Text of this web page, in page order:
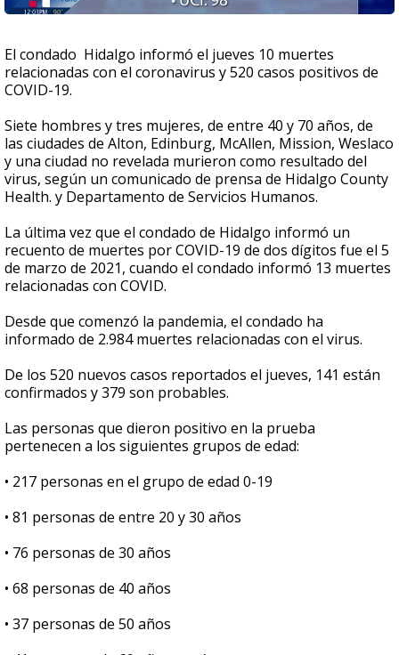
El condado Hidalgo informó el jueves 10 muertes
relacionadas con el coronavirus y 520 casos positivos de
COVID-19.
Siete hombres y tres mujeres, de entre 40 y 70 años, de
las ciudades de Alton, Edinburg, McAllen, Mission, Weslaco
y una ciudad no revelada murieron como resultado del
virus, según un comunicado de prensa de Hidalgo County
Health. y Departamento de Servicios Humanos.
La última vez que el condado de Hidalgo informó un
recuento de muertes por COVID-19 de dos dígitos fue el 5
de marzo de 2021, cuando el condado informó 13 muertes
relacionadas con COVID.
Desde que comenzó la pandemia, el condado ha
informado de 2.984 muertes relacionadas con el virus.
De los 520 nuevos casos reportados el jueves, 141 están
confirmados y 379 son probables.
Las personas que dieron positivo en la prueba
pertenecen a los siguientes grupos de edad:
• 217 personas en el grupo de edad 0-19
• 81 personas de entre 20 y 30 años
• 76 personas de 30 años
• 68 personas de 40 años
• 37 personas de 50 años